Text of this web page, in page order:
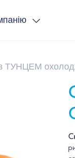
з ТУНЦЕМ